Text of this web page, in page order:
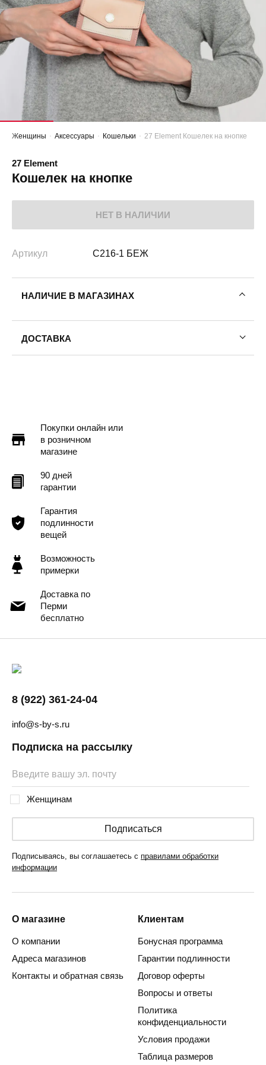
Женщины Аксессуары Кошельки 27 Element Кошелек на кнопке
27 Element
Кошелек на кнопке
НЕТ В НАЛИЧИИ
Артикул C216-1 БЕЖ
НАЛИЧИЕ В МАГАЗИНАХ
ДОСТАВКА
Пермь — бесплатно
Покупки онлайн или
в розничном
магазине
90 дней
гарантии
Гарантия
подлинности
вещей
Возможность
примерки
Доставка по
Перми
бесплатно
8 (922) 361-24-04
info@s-by-s.ru
Подписка на рассылку
Женщинам
Подписаться
Подписываясь, вы соглашаетесь с правилами обработки
информации
О магазине
О компании
Адреса магазинов
Контакты и обратная связь
Клиентам
Бонусная программа
Гарантии подлинности
Договор оферты
Вопросы и ответы
Политика
конфиденциальности
Условия продажи
Таблица размеров